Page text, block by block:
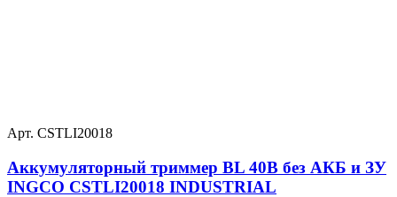
Арт. CSTLI20018
Аккумуляторный триммер BL 40В без АКБ и ЗУ
INGCO CSTLI20018 INDUSTRIAL